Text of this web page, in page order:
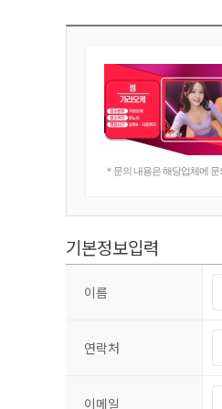
＊문의 내용은 해당업체에
기본정보입력
이름
연락처
이메일